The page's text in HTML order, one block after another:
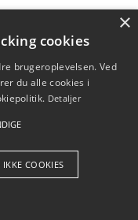
støtte bevarelsen
Aps
×
cookies
brugeroplevelsen. Ved
du alle cookies i
Detaljer
COOKIES